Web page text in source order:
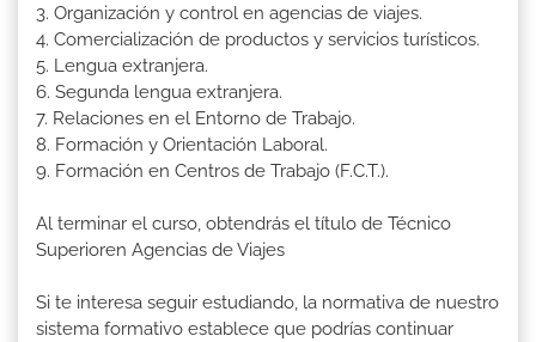
3. Organización y control en agencias de viajes.
4. Comercialización de productos y servicios turísticos.
5. Lengua extranjera.
6. Segunda lengua extranjera.
7. Relaciones en el Entorno de Trabajo.
8. Formación y Orientación Laboral.
9. Formación en Centros de Trabajo (F.C.T.).
Al terminar el curso, obtendrás el título de Técnico
Superioren Agencias de Viajes
Si te interesa seguir estudiando, la normativa de nuestro
sistema formativo establece que podrías continuar